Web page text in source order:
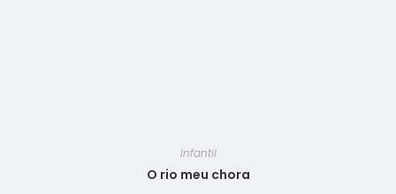
Infantil
O rio meu chora